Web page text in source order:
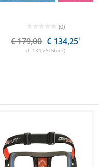
(0)
€ 179,00 € 134,251
(€ 134,25/Stück)